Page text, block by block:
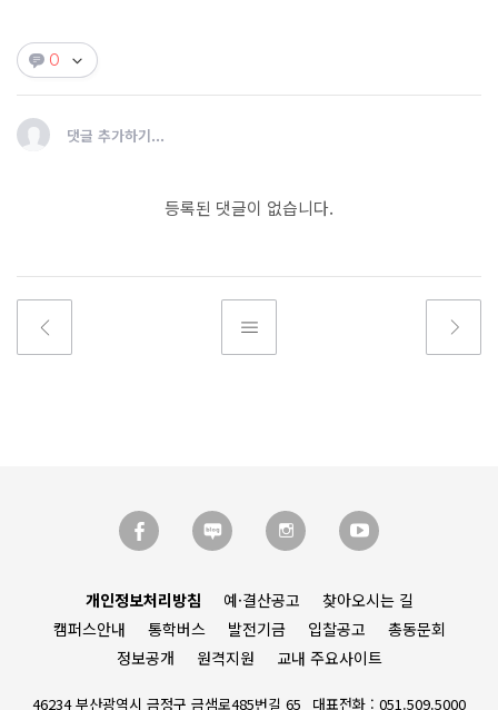
0
댓글 추가하기...
등록된 댓글이 없습니다.
개인정보처리방침 예·결산공고
찾아오시는 길
캠퍼스안내
통학버스 발전기금 입찰공고
총동문회
정보공개
원격지원 교내 주요사이트
46234 부산광역시 금정구 금샘로485번길 65 대표전화 : 051.509.5000